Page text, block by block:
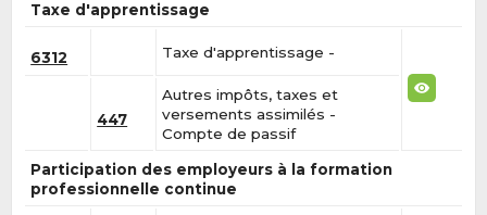
Taxe d'apprentissage
6312 Taxe d'apprentissage -
447
Autres impôts, taxes et
versements assimilés -
Compte de passif
Participation des employeurs à la formation
professionnelle continue